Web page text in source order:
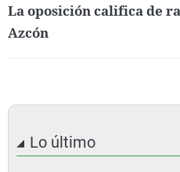
La oposición califica de
Azcón
Lo último